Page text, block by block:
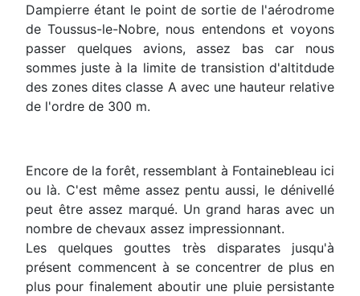
Dampierre étant le point de sortie de l'aérodrome
de Toussus-le-Nobre, nous entendons et voyons
passer quelques avions, assez bas car nous
sommes juste à la limite de transistion d'altitdude
des zones dites classe A avec une hauteur relative
de l'ordre de 300 m.
Encore de la forêt, ressemblant à Fontainebleau ici
ou là. C'est même assez pentu aussi, le dénivellé
peut être assez marqué. Un grand haras avec un
nombre de chevaux assez impressionnant.
Les quelques gouttes très disparates jusqu'à
présent commencent à se concentrer de plus en
plus pour finalement aboutir une pluie persistante